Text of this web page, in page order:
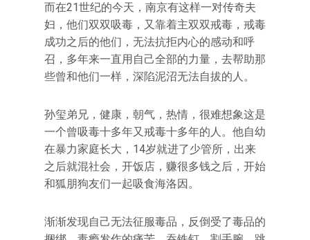
而在21世纪的今天，南京有这样一对传奇夫
妇，他们双双吸毒，又靠着主双双戒毒，戒毒
成功之后的他们，无法抗拒内心的感动和呼
召，多年来一直用自己全部的力量，去帮助那
些曾和他们一样，深陷泥沼无法自拔的人。
孙玺弟兄，健康，朝气，热情，很难想象这是
一个曾吸毒十多年又戒毒十多年的人。他自幼
在暴力家庭长大，14岁就进了少管所，出来
之后就混社会，开饭店，赚很多钱之后，开始
和狐朋狗友们一起吸食海洛因。
渐渐发现自己无法征服毒品，反倒受了毒品的